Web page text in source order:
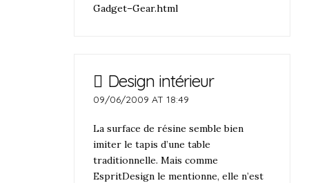
Gadget–Gear.html
Design intérieur
09/06/2009 AT 18:49
La surface de résine semble bien
imiter le tapis d’une table
traditionnelle. Mais comme
EspritDesign le mentionne, elle n’est